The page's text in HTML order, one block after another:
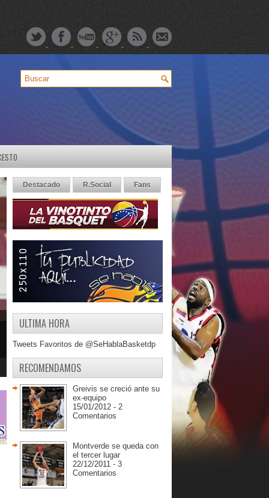
Destacado R.Social Fans
ULTIMA HORA
Tweets Favoritos de @SeHablaBasketdp
RECOMENDAMOS
Greivis se creció ante su
ex-equipo
15/01/2012 - 2
Comentarios
Montverde se queda con
el tercer lugar
22/12/2011 - 3
Comentarios